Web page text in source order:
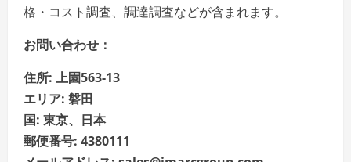
格・コスト調査、調達調査などが含まれます。
お問い合わせ：
住所: 上園563-13
エリア: 磐田
国: 東京、日本
郵便番号: 4380111